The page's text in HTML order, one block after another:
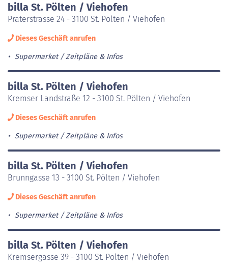
billa St. Pölten / Viehofen
Praterstrasse 24 - 3100 St. Pölten / Viehofen
Dieses Geschäft anrufen
Supermarket Zeitpläne & Infos
billa St. Pölten / Viehofen
Kremser Landstraße 12 - 3100 St. Pölten / Viehofen
Dieses Geschäft anrufen
Supermarket Zeitpläne & Infos
billa St. Pölten / Viehofen
Brunngasse 13 - 3100 St. Pölten / Viehofen
Dieses Geschäft anrufen
Supermarket Zeitpläne & Infos
billa St. Pölten / Viehofen
Kremsergasse 39 - 3100 St. Pölten / Viehofen